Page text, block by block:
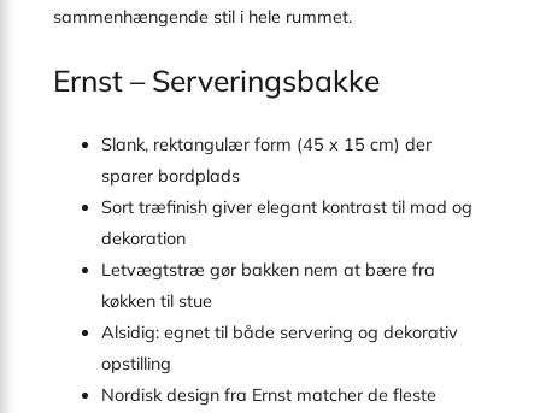
sammenhængende stil i hele rummet.
Ernst – Serveringsbakke
Slank, rektangulær form (45 x 15 cm) der
sparer bordplads
Sort træfinish giver elegant kontrast til mad og
dekoration
Letvægtstræ gør bakken nem at bære fra
køkken til stue
Alsidig: egnet til både servering og dekorativ
opstilling
Nordisk design fra Ernst matcher de fleste